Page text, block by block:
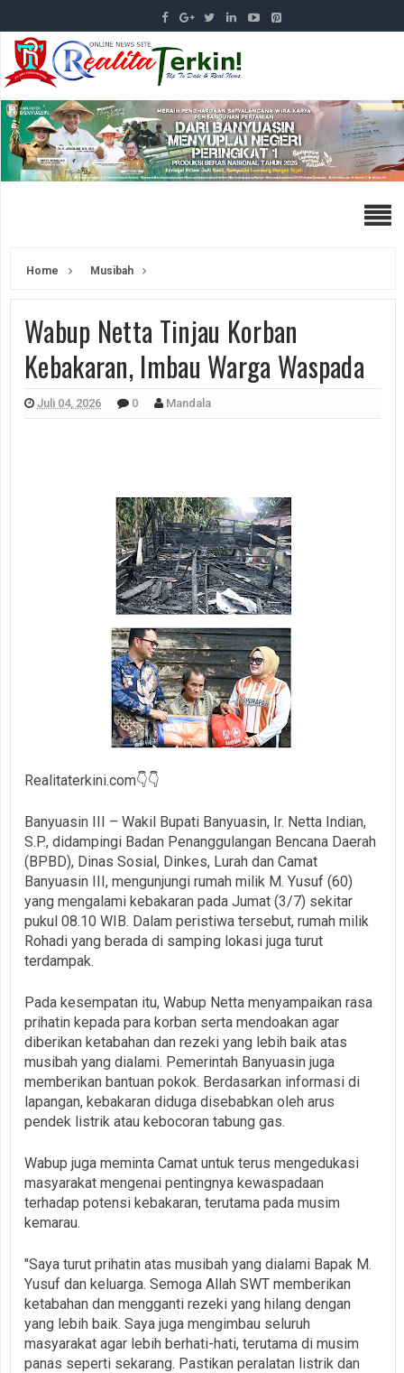
Home Musibah
Wabup Netta Tinjau Korban
Kebakaran, Imbau Warga Waspada
Juli 04, 2026 0 Mandala
Realitaterkini.com👇👇
Banyuasin III – Wakil Bupati Banyuasin, Ir. Netta Indian,
S.P., didampingi Badan Penanggulangan Bencana Daerah
(BPBD), Dinas Sosial, Dinkes, Lurah dan Camat
Banyuasin III, mengunjungi rumah milik M. Yusuf (60)
yang mengalami kebakaran pada Jumat (3/7) sekitar
pukul 08.10 WIB. Dalam peristiwa tersebut, rumah milik
Rohadi yang berada di samping lokasi juga turut
terdampak.
Pada kesempatan itu, Wabup Netta menyampaikan rasa
prihatin kepada para korban serta mendoakan agar
diberikan ketabahan dan rezeki yang lebih baik atas
musibah yang dialami. Pemerintah Banyuasin juga
memberikan bantuan pokok. Berdasarkan informasi di
lapangan, kebakaran diduga disebabkan oleh arus
pendek listrik atau kebocoran tabung gas.
Wabup juga meminta Camat untuk terus mengedukasi
masyarakat mengenai pentingnya kewaspadaan
terhadap potensi kebakaran, terutama pada musim
kemarau.
"Saya turut prihatin atas musibah yang dialami Bapak M.
Yusuf dan keluarga. Semoga Allah SWT memberikan
ketabahan dan mengganti rezeki yang hilang dengan
yang lebih baik. Saya juga mengimbau seluruh
masyarakat agar lebih berhati-hati, terutama di musim
panas seperti sekarang. Pastikan peralatan listrik dan